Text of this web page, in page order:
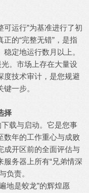
可运行”为基准进行了初
的“完整无错”，是指
定地运行数月以上。
。市场上存在大量设
度技术审计，是您规避
一步。
择
载与启动。它是您事
数年的工作重心与成败
成开区前的全面评估与
务器上所有“兄弟情深
负责。
地是蛟龙”的辉煌愿